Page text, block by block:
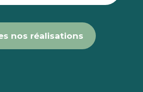
nos réalisations